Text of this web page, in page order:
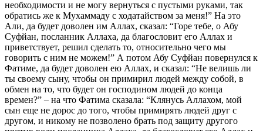
необходимости и не могу вернуться с пустыми руками, так
обратись же к Мухаммаду с ходатайством за меня!” На это
Али, да будет доволен им Аллах, сказал: “Горе тебе, о Абу
Суфйан, посланник Аллаха, да благословит его Аллах и
приветствует, решил сделать то, относительно чего мы
говорить с ним не можем!” А потом Абу Суфйан повернулся к
Фатиме, да будет доволен ею Аллах, и сказал: “Не велишь ли
ты своему сыну, чтобы он примирил людей между собой, в
обмен на то, что будет он господином людей до конца
времен?” – на что Фатима сказала: “Клянусь Аллахом, мой
сын еще не дорос до того, чтобы примирять людей друг с
другом, и никому не позволено брать под защиту другого